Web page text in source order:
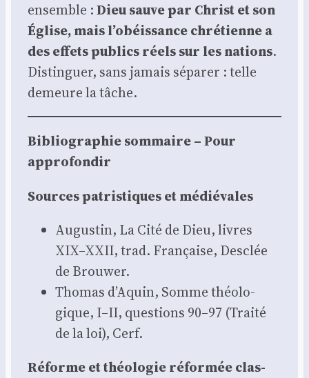
ensemble :Dieu sauve par Christ et son
Église, mais l’obéissance chré­tienne a
des effets publics réels sur les nations.
Dis­tin­guer, sans jamais sépa­rer : telle
demeure la tâche.
Biblio­gra­phie som­maire – Pour
appro­fon­dir
Sources patris­tiques et médié­vales
Augus­tin, La Cité de Dieu, livres
XIX–XXII, trad. Fran­çaise, Des­clée
de Brou­wer.
Tho­mas d’Aquin, Somme théo­lo­
gique, I–II, ques­tions 90–97 (Trai­té
de la loi), Cerf.
Réforme et théo­lo­gie réfor­mée clas­